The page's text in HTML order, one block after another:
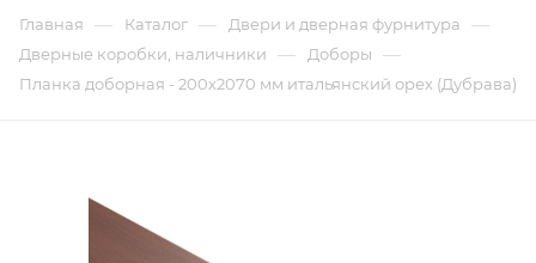
Главная — Каталог — Двери и дверная фурнитура —
Дверные коробки, наличники — Доборы —
Планка доборная - 200х2070 мм итальянский орех (Дубрава)